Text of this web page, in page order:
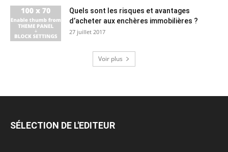
Quels sont les risques et avantages
d’acheter aux enchères immobilières ?
27 juillet 2017
Voir plus
SÉLECTION DE L'EDITEUR